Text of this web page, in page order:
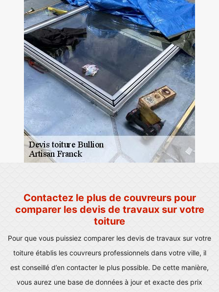
Contactez le plus de couvreurs pour
comparer les devis de travaux sur votre
toiture
Pour que vous puissiez comparer les devis de travaux sur votre
toiture établis les couvreurs professionnels dans votre ville, il
est conseillé d’en contacter le plus possible. De cette manière,
vous aurez une base de données à jour et exacte des prix